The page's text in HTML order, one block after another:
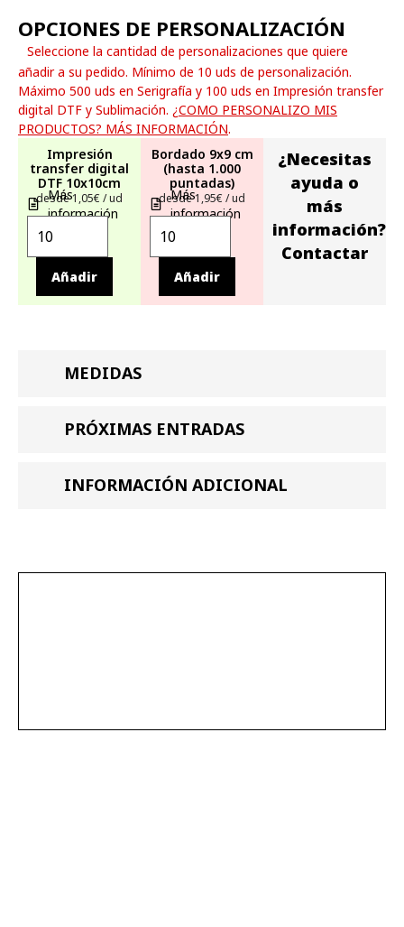
OPCIONES DE PERSONALIZACIÓN
Seleccione la cantidad de personalizaciones que quiere
añadir a su pedido. Mínimo de 10 uds de personalización.
Máximo 500 uds en Serigrafía y 100 uds en Impresión transfer
digital DTF y Sublimación. ¿COMO PERSONALIZO MIS
PRODUCTOS? MÁS INFORMACIÓN.
Impresión
transfer digital
DTF 10x10cm
desde 1,05€ / ud
Más
información
Añadir
Bordado 9x9 cm
(hasta 1.000
puntadas)
desde 1,95€ / ud
Más
información
Añadir
¿Necesitas
ayuda o
más
información?
Contactar
MEDIDAS
PRÓXIMAS ENTRADAS
INFORMACIÓN ADICIONAL